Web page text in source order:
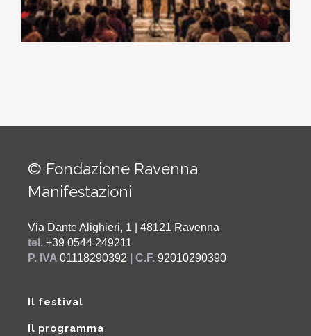
© Fondazione Ravenna
Manifestazioni
Via Dante Alighieri, 1 | 48121 Ravenna
tel. +39 0544 249211
P. IVA 01118290392 | C.F. 92010290390
Il festival
Il programma